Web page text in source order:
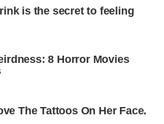
is the secret to feeling
8 Horror Movies
The Tattoos On Her Face.